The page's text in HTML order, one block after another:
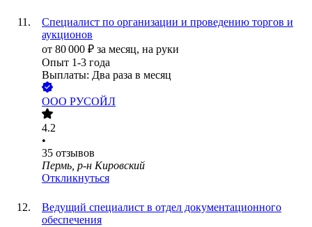
Специалист по организации и проведению торгов и
аукционов
от 80 000 ₽ за месяц, на руки
Опыт 1-3 года
Выплаты: Два раза в месяц
ООО РУСОЙЛ
4.2
•
35 отзывов
Пермь, р-н Кировский
Откликнуться
Ведущий специалист в отдел документационного
обеспечения